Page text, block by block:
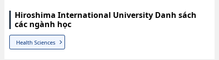
Hiroshima International University Danh sách
các ngành học
Health Sciences